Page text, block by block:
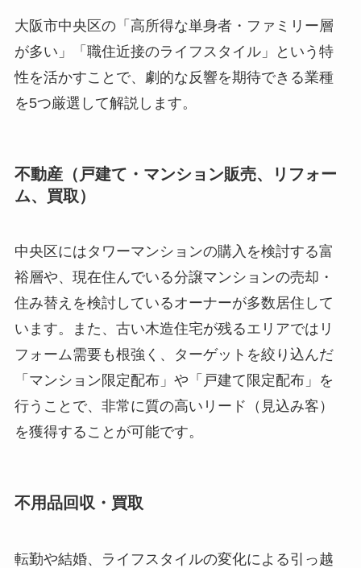
大阪市中央区の「高所得な単身者・ファミリー層
が多い」「職住近接のライフスタイル」という特
性を活かすことで、劇的な反響を期待できる業種
を5つ厳選して解説します。
不動産（戸建て・マンション販売、リフォー
ム、買取）
中央区にはタワーマンションの購入を検討する富
裕層や、現在住んでいる分譲マンションの売却・
住み替えを検討しているオーナーが多数居住して
います。また、古い木造住宅が残るエリアではリ
フォーム需要も根強く、ターゲットを絞り込んだ
「マンション限定配布」や「戸建て限定配布」を
行うことで、非常に質の高いリード（見込み客）
を獲得することが可能です。
不用品回収・買取
転勤や結婚、ライフスタイルの変化による引っ越